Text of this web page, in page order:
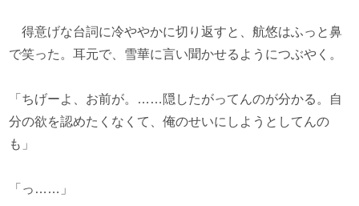
得意げな台詞に冷ややかに切り返すと、航悠はふっと鼻
で笑った。耳元で、雪華に言い聞かせるようにつぶやく。
「ちげーよ、お前が。……隠したがってんのが分かる。自
分の欲を認めたくなくて、俺のせいにしようとしてんの
も」
「っ……」